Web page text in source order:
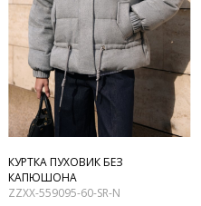
КУРТКА ПУХОВИК БЕЗ
КАПЮШОНА
ZZXX-559095-60-SR-N